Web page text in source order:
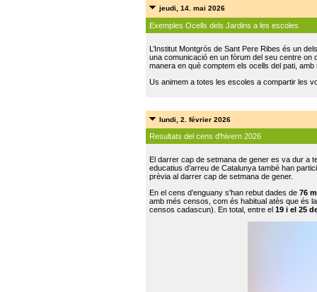
jeudi, 14. mai 2026
Exemples Ocells dels Jardins a les escoles
L’Institut Montgrós de Sant Pere Ribes és un
una comunicació en un fòrum del seu centre on
manera en què comptem els ocells del pati,
Us animem a totes les escoles a compartir les
lundi, 2. février 2026
Resultats del cens d'hivern 2026
El darrer cap de setmana de gener es va dur a
educatius d’arreu de Catalunya també han
prèvia al darrer cap de setmana de gener.
En el cens d’enguany s'han rebut dades de 76
amb més censos, com és habitual atès que és
censos cadascun). En total, entre el 19 i el 25